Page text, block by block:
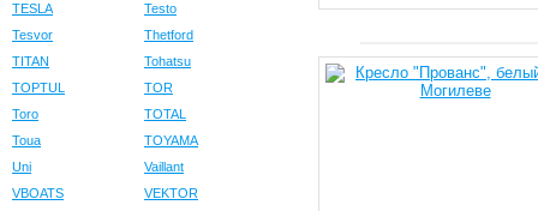
TESLA
Testo
Tesvor
Thetford
TITAN
Tohatsu
TOPTUL
TOR
Toro
TOTAL
Toua
TOYAMA
Uni
Vaillant
VBOATS
VEKTOR